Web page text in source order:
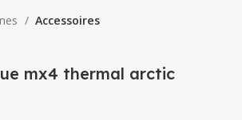
Accessoires
mx4 thermal arctic